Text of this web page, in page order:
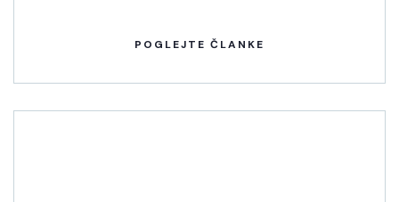
POGLEJTE ČLANKE